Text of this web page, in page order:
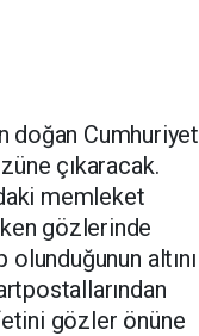
doğan Cumhuriyet
çıkaracak.
memleket
gözlerinde
altını
gözler önüne